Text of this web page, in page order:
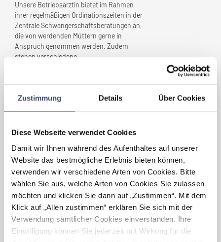
Zustimmung Details Über Cookies
Diese Webseite verwendet Cookies
Damit wir Ihnen während des Aufenthaltes auf unserer
Website das bestmögliche Erlebnis bieten können,
verwenden wir verschiedene Arten von Cookies. Bitte
wählen Sie aus, welche Arten von Cookies Sie zulassen
möchten und klicken Sie dann auf „Zustimmen“. Mit dem
Klick auf „Allen zustimmen“ erklären Sie sich mit der
Verwendung sämtlicher Cookies einverstanden. Ihre
Einwilligung können Sie jederzeit mit Wirkung für die
Unsere Betriebsärztin bietet im Rahmen
ihrer regelmäßigen Ordinationszeiten in der
Zentrale Schwangerschaftsberatungen an,
die von werdenden Müttern gerne in
Anspruch genommen werden. Zudem
stehen verschiedene
Welche Vorteile haben sich für
Ihr Unternehmendurch
„Familienfreundlichkeit”
ergeben?
Inanspruchnahme einer Karenz ist in den
letzten Jahren stetig gestiegen, das freut
uns, da wir hoch qualifizierte Mitarbeiter
weiter an unser Unternehmen binden
können. Darüber hinaus wird unser Bild der
„NOVOMATIC-Familie“ weiter gestärkt.